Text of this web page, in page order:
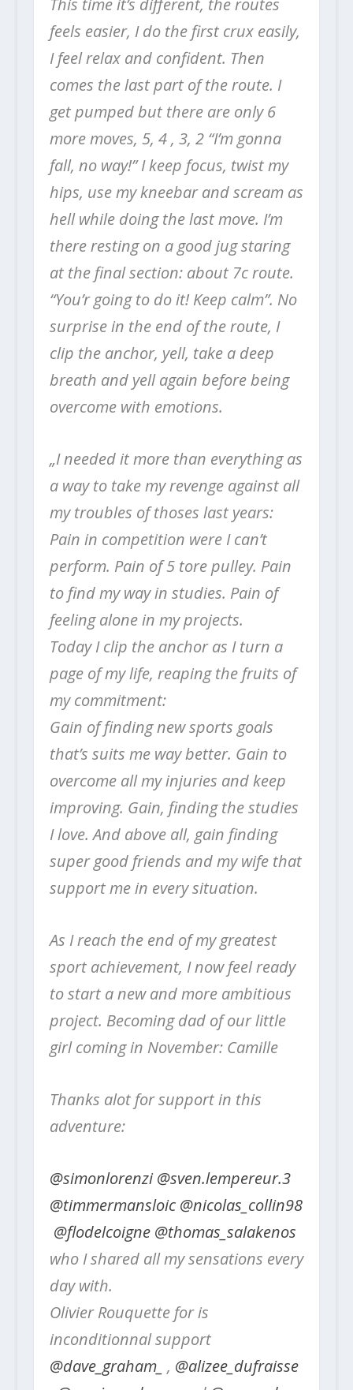
This time it’s different, the routes
feels easier, I do the first crux easily,
I feel relax and confident. Then
comes the last part of the route. I
get pumped but there are only 6
more moves, 5, 4 , 3, 2 “I’m gonna
fall, no way!” I keep focus, twist my
hips, use my kneebar and scream as
hell while doing the last move. I’m
there resting on a good jug staring
at the final section: about 7c route.
“You’r going to do it! Keep calm”. No
surprise in the end of the route, I
clip the anchor, yell, take a deep
breath and yell again before being
overcome with emotions.
„I needed it more than everything as
a way to take my revenge against all
my troubles of thoses last years:
Pain in competition were I can’t
perform. Pain of 5 tore pulley. Pain
to find my way in studies. Pain of
feeling alone in my projects.
Today I clip the anchor as I turn a
page of my life, reaping the fruits of
my commitment:
Gain of finding new sports goals
that’s suits me way better. Gain to
overcome all my injuries and keep
improving. Gain, finding the studies
I love. And above all, gain finding
super good friends and my wife that
support me in every situation.
As I reach the end of my greatest
sport achievement, I now feel ready
to start a new and more ambitious
project. Becoming dad of our little
girl coming in November: Camille
Thanks alot for support in this
adventure:
@simonlorenzi @sven.lempereur.3
@timmermansloic @nicolas_collin98
@flodelcoigne @thomas_salakenos
who I shared all my sensations every
day with.
Olivier Rouquette for is
inconditionnal support
@dave_graham_ , @alizee_dufraisse